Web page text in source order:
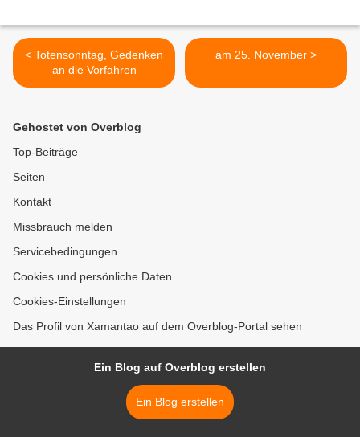
< Totensonntag, Gedenken
an die Vorfahren
am 25. November >
Gehostet von Overblog
Top-Beiträge
Seiten
Kontakt
Missbrauch melden
Servicebedingungen
Cookies und persönliche Daten
Cookies-Einstellungen
Das Profil von Xamantao auf dem Overblog-Portal sehen
Ein Blog auf Overblog erstellen
Ein Blog erstellen